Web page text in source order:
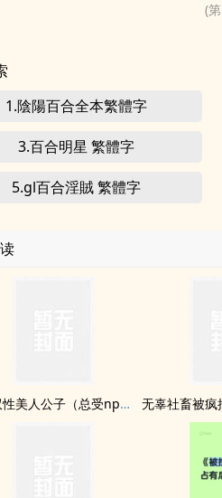
(第
1.陰陽百合全本繁體字
3.百合明星 繁體字
5.gl百合淫賊 繁體字
高冷双性美人公子（总受np催眠道具各种play） 无辜社畜被疯